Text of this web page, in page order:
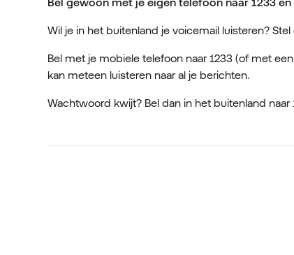
Wil je in het buitenland je voicemail luisteren?
Bel met je mobiele telefoon naar 1233 (of met
kan meteen luisteren naar al je berichten.
Wachtwoord kwijt? Bel dan in het buitenland